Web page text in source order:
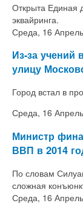
Открыта Единая
эквайринга.
Среда, 16
Из-за учений
улицу
Город встал в
Среда, 16
Министр
ВВП в 2014
По словам
сложная
Среда, 16